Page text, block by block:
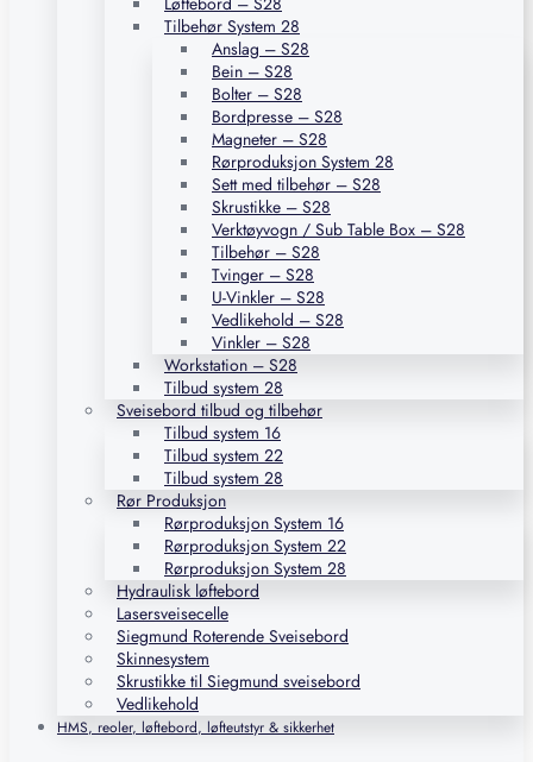
Tilbehør System 28
Anslag – S28
Bein – S28
Bolter – S28
Bordpresse – S28
Magneter – S28
Rørproduksjon System 28
Sett med tilbehør – S28
Skrustikke – S28
Verktøyvogn / Sub Table Box – S28
Tilbehør – S28
Tvinger – S28
U-Vinkler – S28
Vedlikehold – S28
Vinkler – S28
Workstation – S28
Tilbud system 28
Sveisebord tilbud og tilbehør
Tilbud system 16
Tilbud system 22
Tilbud system 28
Rør Produksjon
Rørproduksjon System 16
Rørproduksjon System 22
Rørproduksjon System 28
Hydraulisk løftebord
Lasersveisecelle
Siegmund Roterende Sveisebord
Skinnesystem
Skrustikke til Siegmund sveisebord
Vedlikehold
HMS, reoler, løftebord, løfteutstyr & sikkerhet